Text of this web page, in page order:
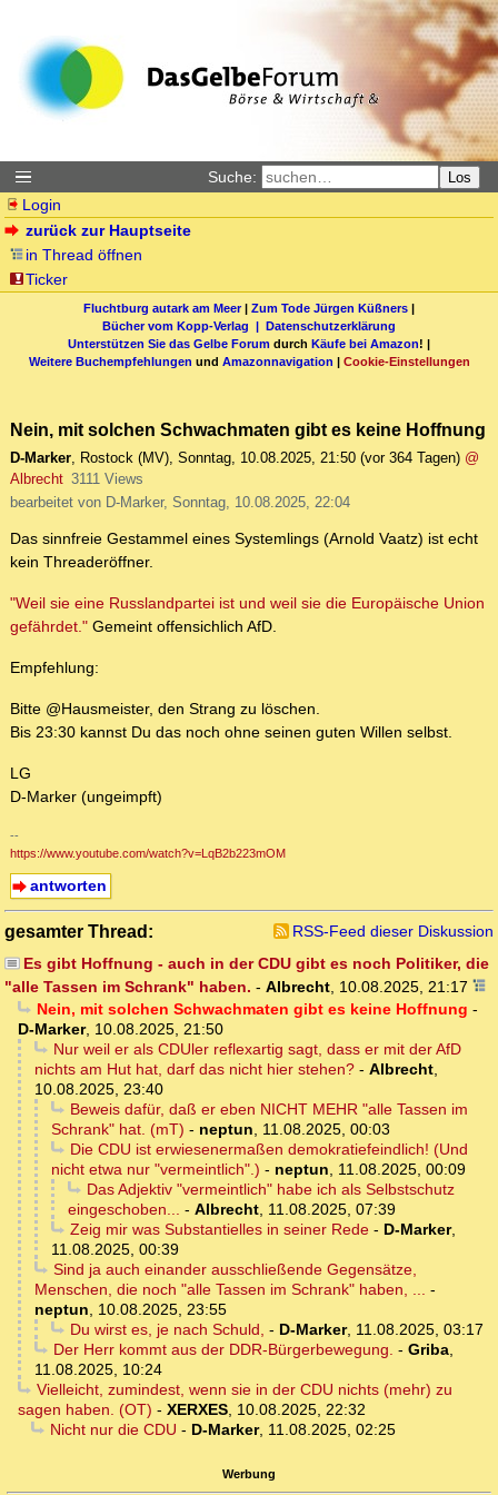
Suche: Los
Login
zurück zur Hauptseite
in Thread öffnen
Ticker
Fluchtburg autark am Meer| Zum Tode Jürgen Küßners |
Bücher vom Kopp-Verlag | Datenschutzerklärung
Unterstützen Sie das Gelbe Forum durch Käufe bei Amazon! |
Weitere Buchempfehlungen und Amazonnavigation | Cookie-Einstellungen
Nein, mit solchen Schwachmaten gibt es keine Hoffnung
D-Marker, Rostock (MV), Sonntag, 10.08.2025, 21:50 (vor 364 Tagen) @
Albrecht 3111 Views
bearbeitet von D-Marker, Sonntag, 10.08.2025, 22:04
Das sinnfreie Gestammel eines Systemlings (Arnold Vaatz) ist echt
kein Threaderöffner.
"Weil sie eine Russlandpartei ist und weil sie die Europäische Union
gefährdet." Gemeint offensichlich AfD.
Empfehlung:
Bitte @Hausmeister, den Strang zu löschen.
Bis 23:30 kannst Du das noch ohne seinen guten Willen selbst.
LG
D-Marker (ungeimpft)
--
https://www.youtube.com/watch?v=LqB2b223mOM
antworten
gesamter Thread:
RSS-Feed dieser Diskussion
Es gibt Hoffnung - auch in der CDU gibt es noch Politiker, die
"alle Tassen im Schrank" haben. - Albrecht, 10.08.2025, 21:17
Nein, mit solchen Schwachmaten gibt es keine Hoffnung -
D-Marker, 10.08.2025, 21:50
Nur weil er als CDUler reflexartig sagt, dass er mit der AfD
nichts am Hut hat, darf das nicht hier stehen? - Albrecht,
10.08.2025, 23:40
Beweis dafür, daß er eben NICHT MEHR "alle Tassen im
Schrank" hat. (mT) - neptun, 11.08.2025, 00:03
Die CDU ist erwiesenermaßen demokratiefeindlich! (Und
nicht etwa nur "vermeintlich".) - neptun, 11.08.2025, 00:09
Das Adjektiv "vermeintlich" habe ich als Selbstschutz
eingeschoben... - Albrecht, 11.08.2025, 07:39
Zeig mir was Substantielles in seiner Rede- D-Marker,
11.08.2025, 00:39
Sind ja auch einander ausschließende Gegensätze,
Menschen, die noch "alle Tassen im Schrank" haben, ... -
neptun, 10.08.2025, 23:55
Du wirst es, je nach Schuld, - D-Marker, 11.08.2025, 03:17
Der Herr kommt aus der DDR-Bürgerbewegung. - Griba,
11.08.2025, 10:24
Vielleicht, zumindest, wenn sie in der CDU nichts (mehr) zu
sagen haben. (OT) - XERXES, 10.08.2025, 22:32
Nicht nur die CDU - D-Marker, 11.08.2025, 02:25
Werbung